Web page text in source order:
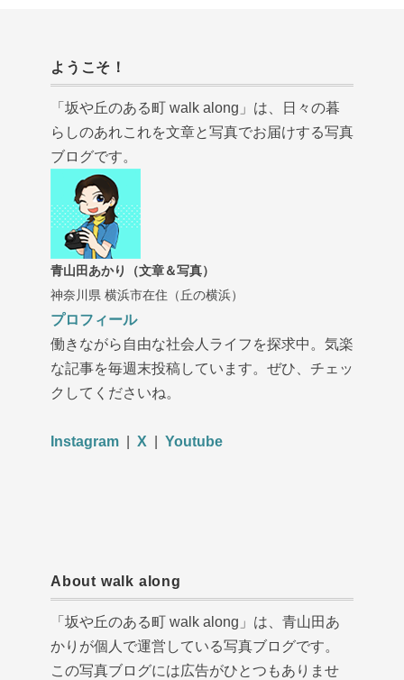
ようこそ！
「坂や丘のある町 walk along」は、日々の暮
らしのあれこれを文章と写真でお届けする写真
ブログです。
青山田あかり（文章＆写真）
神奈川県 横浜市在住（丘の横浜）
プロフィール
働きながら自由な社会人ライフを探求中。気楽
な記事を毎週末投稿しています。ぜひ、チェッ
クしてくださいね。
Instagram X Youtube
About walk along
「坂や丘のある町 walk along」は、青山田あ
かりが個人で運営している写真ブログです。
この写真ブログには広告がひとつもありませ